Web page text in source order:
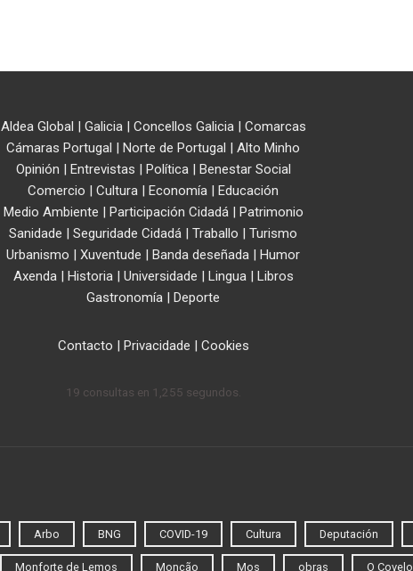
Aldea Global Galicia| Concellos Galicia| Comarcas
Cámaras Portugal
Norte de Portugal
Alto Minho
Opinión
Entrevistas Política|
Benestar Social
Comercio
Cultura Economía
Educación
Medio Ambiente
Participación Cidadá|
Patrimonio
Sanidade
Seguridade Cidadá Traballo
Turismo
Urbanismo
Xuventude Banda deseñada
Humor
Axenda| Historia| Universidade Lingua|
Libros
Gastronomía
Deporte
Contacto Privacidade Cookies
19 consultas en 1,255 segundos.
Arbo BNG COVID-19 Cultura Deputación
Monforte de Lemos Monção Mos obras O Covelo